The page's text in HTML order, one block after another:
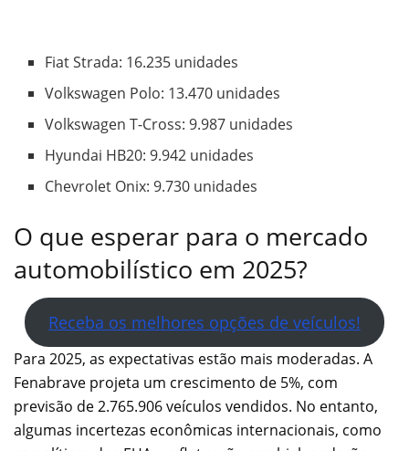
Fiat Strada: 16.235 unidades
Volkswagen Polo: 13.470 unidades
Volkswagen T-Cross: 9.987 unidades
Hyundai HB20: 9.942 unidades
Chevrolet Onix: 9.730 unidades
O que esperar para o mercado
automobilístico em 2025?
Receba os melhores opções de veículos!
Para 2025, as expectativas estão mais moderadas. A
Fenabrave projeta um crescimento de 5%, com
previsão de 2.765.906 veículos vendidos. No entanto,
algumas incertezas econômicas internacionais, como